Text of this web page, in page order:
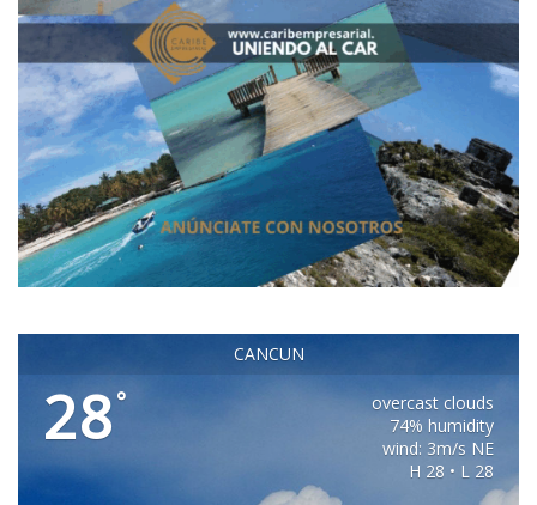
CANCUN
28°
overcast clouds
74% humidity
wind: 3m/s NE
H 28 • L 28